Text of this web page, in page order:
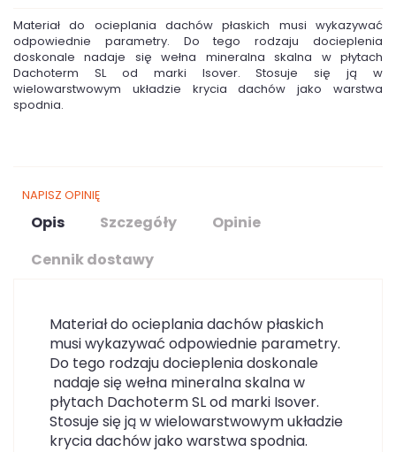
Materiał do ocieplania dachów płaskich musi wykazywać
odpowiednie parametry. Do tego rodzaju docieplenia
doskonale nadaje się wełna mineralna skalna w płytach
Dachoterm SL od marki Isover. Stosuje się ją w
wielowarstwowym układzie krycia dachów jako warstwa
spodnia.
NAPISZ OPINIĘ
Opis Szczegóły
Opinie
Cennik dostawy
Materiał do ocieplania dachów płaskich
musi wykazywać odpowiednie parametry.
Do tego rodzaju docieplenia doskonale
nadaje się wełna mineralna skalna w
płytach Dachoterm SL od marki Isover.
Stosuje się ją w wielowarstwowym układzie
krycia dachów jako warstwa spodnia.